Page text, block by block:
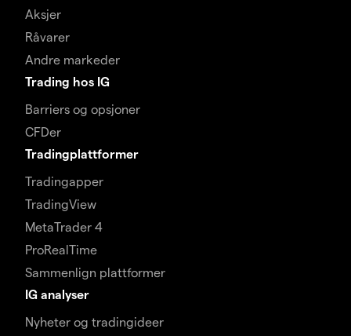
Aksjer
Råvarer
Andre markeder
Trading hos IG
Barriers og opsjoner
CFDer
Tradingplattformer
Tradingapper
TradingView
MetaTrader 4
ProRealTime
Sammenlign plattformer
IG analyser
Nyheter og tradingideer